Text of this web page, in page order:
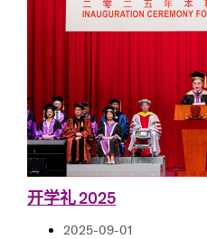
开学礼 2025
2025-09-01